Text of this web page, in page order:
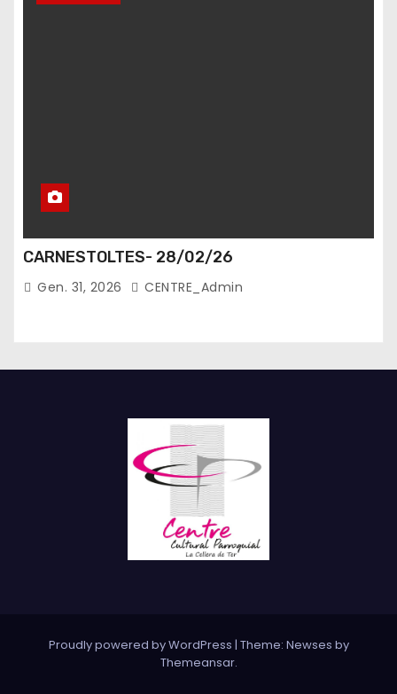
CARNESTOLTES- 28/02/26
Gen. 31, 2026 CENTRE_Admin
Proudly powered by WordPress | Theme: Newses by
Themeansar.